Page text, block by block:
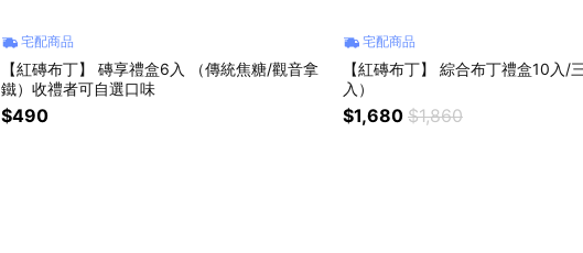
宅配商品
【紅磚布丁】 磚享禮盒6入 （傳統焦糖/觀音拿
鐵）收禮者可自選口味
$490
宅配商品
【紅磚布丁】 綜合布丁禮盒10入/
入）
$1,680 $1,860